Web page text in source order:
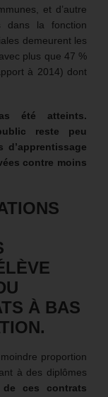
et d’autre
dans la fonction
demeurent les
plus que 47 %
à 2014) dont
été atteints.
reste peu
contre moins
À BAS
proportion
à des diplômes
ces contrats